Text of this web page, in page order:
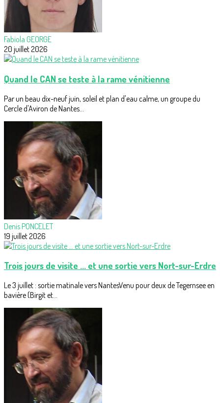
Fabiola GEORGE
20 juillet 2026
Quand le CAN se teste à la rame vénitienne
Par un beau dix-neuf juin, soleil et plan d'eau calme, un groupe du
Cercle d'Aviron de Nantes...
Denis PONCELET
19 juillet 2026
Trois jours de visite ... et une sortie vers Nort-sur-Erdre
Le 3 juillet : sortie matinale vers NantesVenu pour deux de Tegernsee en
bavière (Birgit et...